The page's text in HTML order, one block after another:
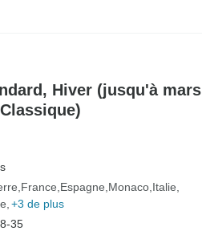
Hiver (jusqu'à mars
France Espagne Monaco Italie
+3 de plus
35